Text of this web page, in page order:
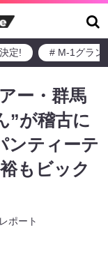
定! # M-1グラン
ー・群馬
”が稽古に
ンティーテ
もビック
レポート